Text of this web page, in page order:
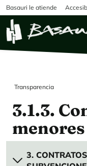
Pasar al contenido
Basauri le atiende
Transparencia
3.1.3.
3.